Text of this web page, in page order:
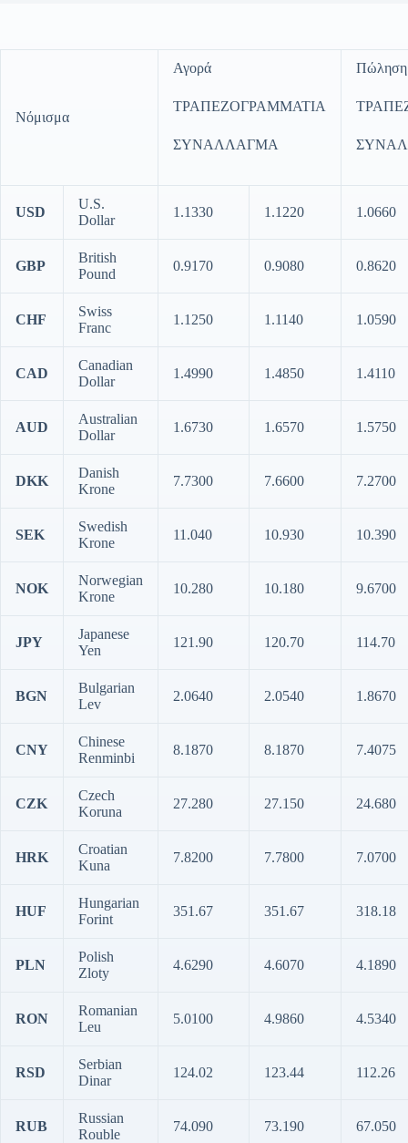
Νόμισμα
Αγορά
ΤΡΑΠΕΖΟΓΡΑΜΜΑΤΙΑ
ΣΥΝΑΛΛΑΓΜΑ
Πώληση
USD
U.S.
Dollar
1.1330 1.1220 1.0660
GBP
British
Pound
0.9170 0.9080 0.8620
CHF
Swiss
Franc
1.1250 1.1140 1.0590
CAD
Canadian
Dollar
1.4990 1.4850 1.4110
AUD
Australian
Dollar
1.6730 1.6570 1.5750
DKK
Danish
Krone
7.7300 7.6600 7.2700
SEK
Swedish
Krone
11.040 10.930 10.390
NOK
Norwegian
Krone
10.280 10.180 9.6700
JPY
Japanese
Yen
121.90 120.70 114.70
BGN
Bulgarian
Lev
2.0640 2.0540 1.8670
CNY
Chinese
Renminbi
8.1870 8.1870 7.4075
CZK
Czech
Koruna
27.280 27.150 24.680
HRK
Croatian
Kuna
7.8200 7.7800 7.0700
HUF
Hungarian
Forint
351.67 351.67 318.18
PLN
Polish
Zloty
4.6290 4.6070 4.1890
RON
Romanian
Leu
5.0100 4.9860 4.5340
RSD
Serbian
Dinar
124.02 123.44 112.26
RUB
Russian
Rouble
74.090 73.190 67.050